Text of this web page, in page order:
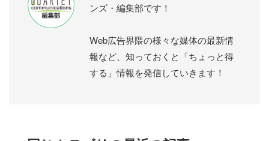
ンズ・編集部です！
Web広告界隈の様々な媒体の最新情
報など、知っておくと「ちょっと得
する」情報を発信していきます！